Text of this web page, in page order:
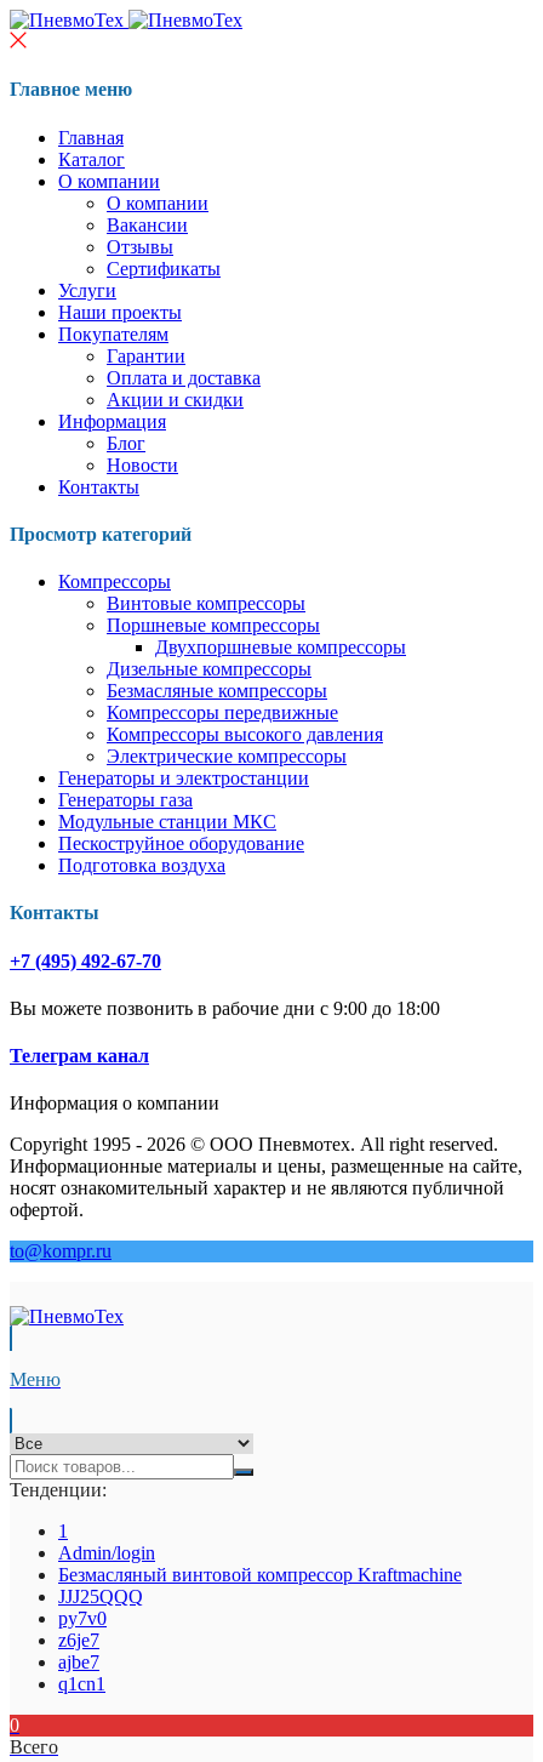
Главное меню
Главная
Каталог
О компании
О компании
Вакансии
Отзывы
Сертификаты
Услуги
Наши проекты
Покупателям
Гарантии
Оплата и доставка
Акции и скидки
Информация
Блог
Новости
Контакты
Просмотр категорий
Компрессоры
Винтовые компрессоры
Поршневые компрессоры
Двухпоршневые компрессоры
Дизельные компрессоры
Безмасляные компрессоры
Компрессоры передвижные
Компрессоры высокого давления
Электрические компрессоры
Генераторы и электростанции
Генераторы газа
Модульные станции МКС
Пескоструйное оборудование
Подготовка воздуха
Контакты
+7 (495) 492-67-70
Вы можете позвонить в рабочие дни с 9:00 до 18:00
Телеграм канал
Информация о компании
Copyright 1995 - 2026 © ООО Пневмотех. All right reserved.
Информационные материалы и цены, размещенные на сайте,
носят ознакомительный характер и не являются публичной
офертой.
to@kompr.ru
Меню
Тенденции:
1
Admin/login
Безмасляный винтовой компрессор Kraftmaсhine
JJJ25QQQ
py7v0
z6je7
ajbe7
q1cn1
0
Всего